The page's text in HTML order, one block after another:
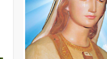
LEGGI PIÙ